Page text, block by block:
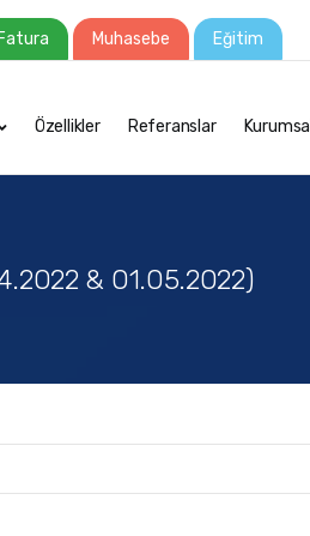
Muhasebe Eğitim
Özellikler Referanslar Kurumsal
& 01.05.2022)